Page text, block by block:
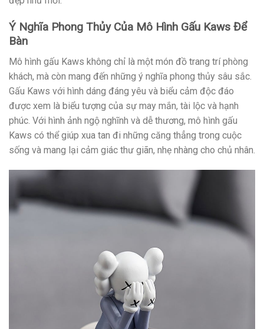
Ý Nghĩa Phong Thủy Của Mô Hình Gấu Kaws Để
Bàn
Mô hình gấu Kaws không chỉ là một món đồ trang trí phòng
khách, mà còn mang đến những ý nghĩa phong thủy sâu sắc.
Gấu Kaws với hình dáng đáng yêu và biểu cảm độc đáo
được xem là biểu tượng của sự may mắn, tài lộc và hạnh
phúc. Với hình ảnh ngộ nghĩnh và dễ thương, mô hình gấu
Kaws có thể giúp xua tan đi những căng thẳng trong cuộc
sống và mang lại cảm giác thư giãn, nhẹ nhàng cho chủ nhân.